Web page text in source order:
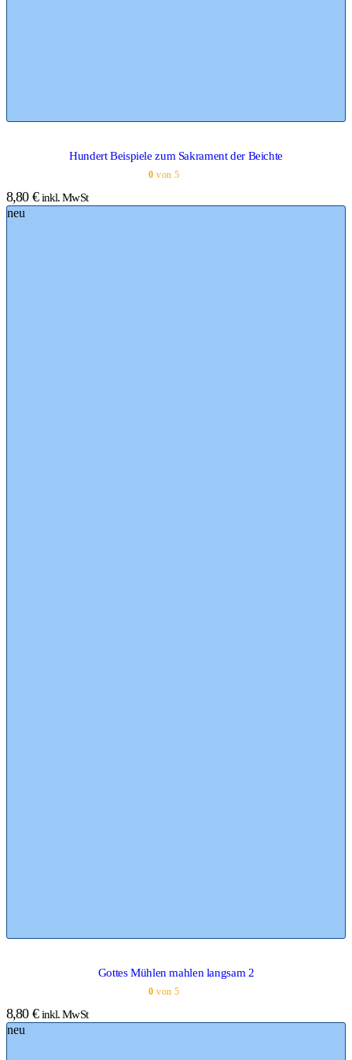
Hundert Beispiele zum Sakrament der Beichte
0 von 5
8,80 € inkl. MwSt
neu
Gottes Mühlen mahlen langsam 2
0 von 5
8,80 € inkl. MwSt
neu